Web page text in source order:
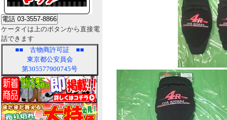
ケータイは上のボタンから直接電
話できます
■■ 古物商許可証 ■■
東京都公安員会
第305577900745号